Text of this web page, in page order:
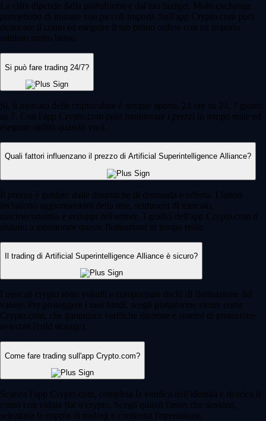
La cifra dipende dalla piattaforma e dal tuo budget. Molti exchange
permettono di iniziare con piccoli importi. Sull'app Crypto.com puoi
ricaricare il conto ed eseguire il tuo primo ordine con un importo
minimo molto basso.
Si può fare trading 24/7?
Sì, il mercato delle criptovalute è sempre aperto, 24 ore su 24, 7 giorni
su 7. Con l'app Crypto.com puoi monitorare i prezzi in tempo reale ed
eseguire ordini quando vuoi.
Quali fattori influenzano il prezzo di Artificial Superintelligence Alliance?
Il prezzo è guidato dalle dinamiche di domanda e offerta. I fattori
includono aggiornamenti della rete, sentiment di mercato,
macroeconomia e sviluppi del settore. I grafici dell'app Crypto.com ti
aiutano a monitorare queste fluttuazioni in tempo reale.
Il trading di Artificial Superintelligence Alliance è sicuro?
I mercati crypto sono volatili e comportano rischi di fluttuazione del
valore. Per proteggere i tuoi fondi, scegli piattaforme sicure come
Crypto.com, che garantisce verifiche rigorose e sistemi di protezione
avanzati (cold storage).
Come fare trading sull'app Crypto.com?
Scarica l'app Crypto.com, completa la verifica dell'identità e ricarica il
conto con valuta fiat o crypto. Scegli quindi l'asset che desideri,
seleziona la coppia di trading e conferma l'operazione.